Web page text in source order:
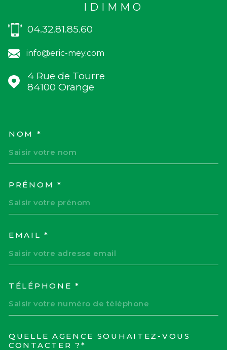
IDIMMO
04.32.81.85.60
info@eric-mey.com
4 Rue de Tourre
84100
Orange
NOM *
PRÉNOM *
EMAIL *
TÉLÉPHONE *
QUELLE AGENCE SOUHAITEZ-VOUS
CONTACTER ?*